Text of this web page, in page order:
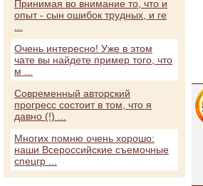
Принимая во внимание то, что и
опыт - сын ошибок трудных, и ге
Очень интересно! Уже в этом
чате вы найдете пример того, что
м ...
Современный авторский
прогресс состоит в том, что я
давно (!) ...
Многих помню очень хорошо:
наши Всероссийские съемочные
спецгр ...